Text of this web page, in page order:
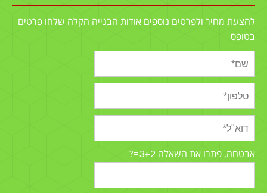
להצעת מחיר ולפרטים נוספים אודות הבנייה הקלה שלחו פרטים
בטופס
אבטחה, פתרו את השאלה 3+2=?